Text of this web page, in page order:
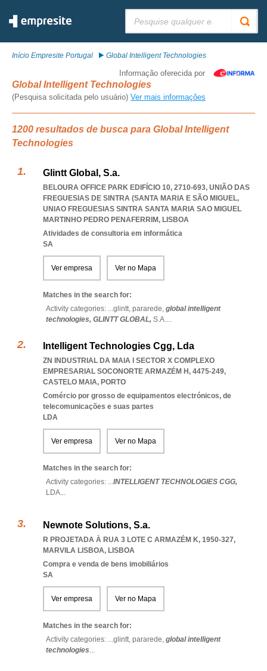
Início Empresite Portugal Global Intelligent Technologies
Informação oferecida por
Global Intelligent Technologies
(Pesquisa solicitada pelo usuário) Ver mais informações
1200 resultados de busca para Global Intelligent
Technologies
Glintt Global, S.a.
BELOURA OFFICE PARK EDIFÍCIO 10, 2710-693, UNIÃO DAS
FREGUESIAS DE SINTRA (SANTA MARIA E SÃO MIGUEL,
UNIAO FREGUESIAS SINTRA SANTA MARIA SAO MIGUEL
MARTINHO PEDRO PENAFERRIM, LISBOA
Atividades de consultoria em informática
SA
Ver empresa Ver no Mapa
Matches in the search for:
Activity categories: ...glintt, pararede, global intelligent
technologies, GLINTT GLOBAL, S.A....
Intelligent Technologies Cgg, Lda
ZN INDUSTRIAL DA MAIA I SECTOR X COMPLEXO
EMPRESARIAL SOCONORTE ARMAZÉM H, 4475-249,
CASTELO MAIA, PORTO
Comércio por grosso de equipamentos electrónicos, de
telecomunicações e suas partes
LDA
Ver empresa Ver no Mapa
Matches in the search for:
Activity categories: ...INTELLIGENT TECHNOLOGIES CGG,
LDA...
Newnote Solutions, S.a.
R PROJETADA À RUA 3 LOTE C ARMAZÉM K, 1950-327,
MARVILA LISBOA, LISBOA
Compra e venda de bens imobiliários
SA
Ver empresa Ver no Mapa
Matches in the search for:
Activity categories: ...glintt, pararede, global intelligent
technologies...